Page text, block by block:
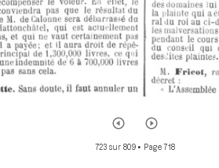
723 sur 809• Page 718